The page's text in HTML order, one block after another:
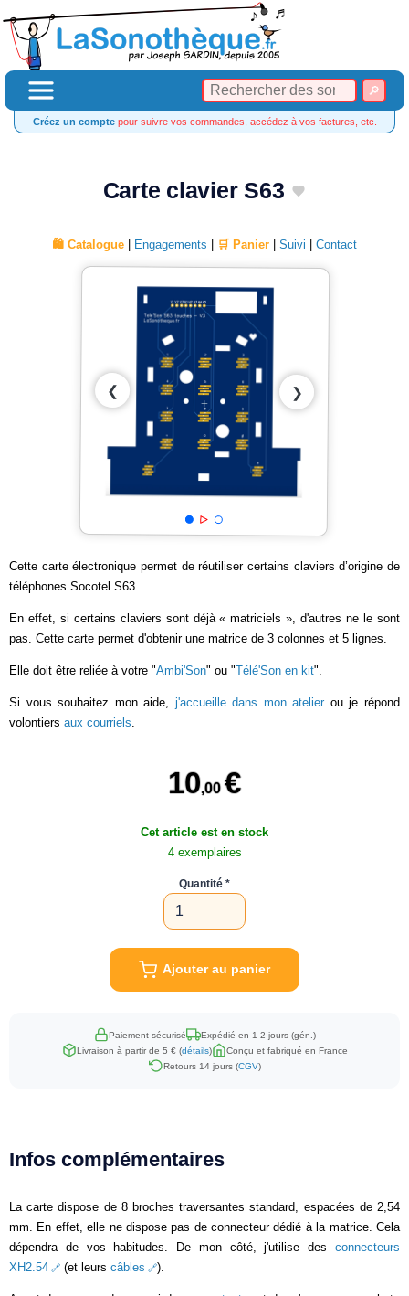
Créez un comptepour suivre vos commandes, accédez à vos factures, etc.
Carte clavier S63
🛍️ Catalogue Engagements 🛒 Panier Suivi Contact
❮ ❯
Cette carte électronique permet de réutiliser certains claviers d’origine de
téléphones Socotel S63.
En effet, si certains claviers sont déjà « matriciels », d'autres ne le sont
pas. Cette carte permet d'obtenir une matrice de 3 colonnes et 5 lignes.
Elle doit être reliée à votre "Ambi'Son" ou "Télé'Son en kit".
Si vous souhaitez mon aide, j'accueille dans mon atelier ou je répond
volontiers aux courriels
10,00 €
Cet article est en stock
4 exemplaires
Quantité
Ajouter au panier
Paiement sécurisé
Expédié en 1-2 jours (gén.)
Livraison à partir de 5 € (détails)
Conçu et fabriqué en France
Retours 14 jours (CGV)
Infos complémentaires
La carte dispose de 8 broches traversantes standard, espacées de 2,54
mm. En effet, elle ne dispose pas de connecteur dédié à la matrice. Cela
dépendra de vos habitudes. De mon côté, j'utilise des connecteurs
XH2.54
(et leurs câbles ).